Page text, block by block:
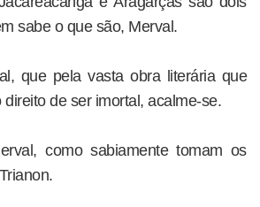
sabe o que são, Merval.
que pela vasta obra literária que
de ser imortal, acalme-se.
como sabiamente tomam os